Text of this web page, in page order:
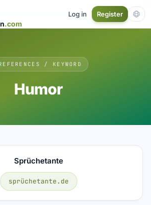
.com
Log in Register
/ KEYWORD
Humor
Sprüchetante
sprüchetante.de